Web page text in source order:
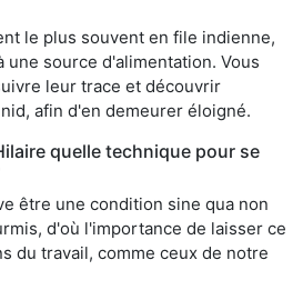
le plus souvent en file indienne,
source d'alimentation. Vous
leur trace et découvrir
afin d'en demeurer éloigné.
quelle technique pour se
être une condition sine qua non
d'où l'importance de laisser ce
du travail, comme ceux de notre